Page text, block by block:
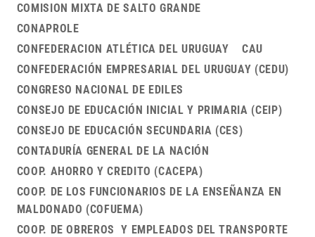
COMISION MIXTA DE SALTO GRANDE
CONAPROLE
CONFEDERACION ATLÉTICA DEL URUGUAY CAU
CONFEDERACIÓN EMPRESARIAL DEL URUGUAY (CEDU)
CONGRESO NACIONAL DE EDILES
CONSEJO DE EDUCACIÓN INICIAL Y PRIMARIA (CEIP)
CONSEJO DE EDUCACIÓN SECUNDARIA (CES)
CONTADURÍA GENERAL DE LA NACIÓN
COOP. AHORRO Y CREDITO (CACEPA)
COOP. DE LOS FUNCIONARIOS DE LA ENSEÑANZA EN
MALDONADO (COFUEMA)
COOP. DE OBREROS Y EMPLEADOS DEL TRANSPORTE